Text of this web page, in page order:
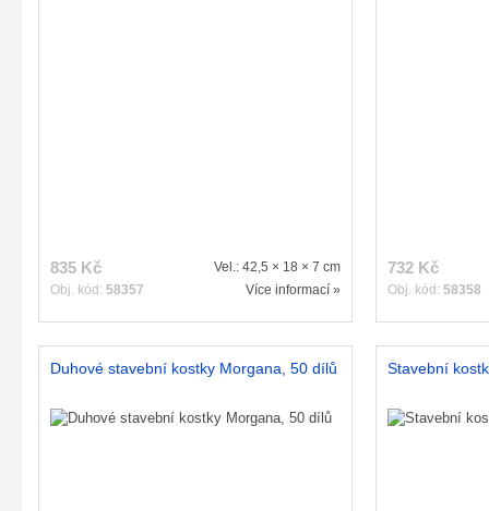
835 Kč
Obj. kód: 58357
Vel.: 42,5 × 18 × 7 cm
Více informací »
732 Kč
Obj. kód: 58358
Duhové stavební kostky Morgana, 50 dílů Stavební